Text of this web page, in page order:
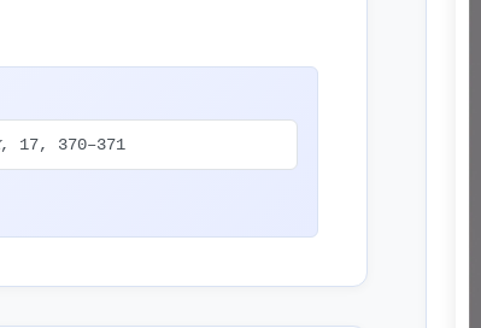
, 17, 370–371